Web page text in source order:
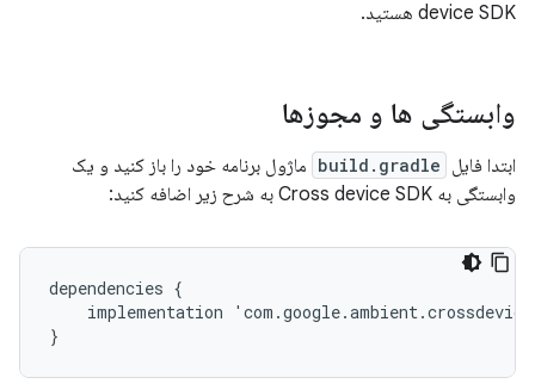
device SDK هستید.
وابستگی ها و مجوزها
ابتدا فایل build.gradle ماژول برنامه خود را باز کنید و یک
وابستگی به Cross device SDK به شرح زیر اضافه کنید:
dependencies {
implementation
' com .google.ambient.crossdevice
}